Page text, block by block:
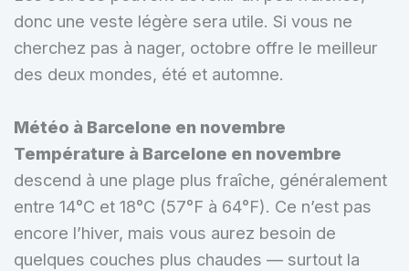
donc une veste légère sera utile. Si vous ne
cherchez pas à nager, octobre offre le meilleur
des deux mondes, été et automne.
Météo à Barcelone en novembre
Température à Barcelone en novembre
descend à une plage plus fraîche, généralement
entre 14°C et 18°C (57°F à 64°F). Ce n’est pas
encore l’hiver, mais vous aurez besoin de
quelques couches plus chaudes — surtout la